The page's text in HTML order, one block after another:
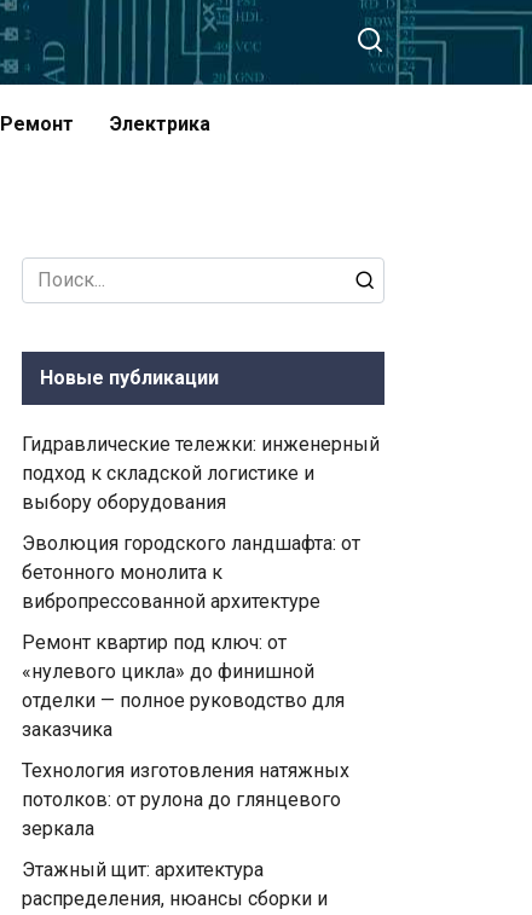
Ремонт Электрика
Search
for:
Новые публикации
Гидравлические тележки: инженерный
подход к складской логистике и
выбору оборудования
Эволюция городского ландшафта: от
бетонного монолита к
вибропрессованной архитектуре
Ремонт квартир под ключ: от
«нулевого цикла» до финишной
отделки — полное руководство для
заказчика
Технология изготовления натяжных
потолков: от рулона до глянцевого
зеркала
Этажный щит: архитектура
распределения, нюансы сборки и